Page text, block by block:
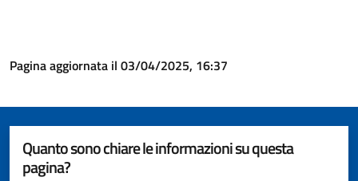
Pagina aggiornata il 03/04/2025, 16:37
Quanto sono chiare le informazioni su questa
pagina?